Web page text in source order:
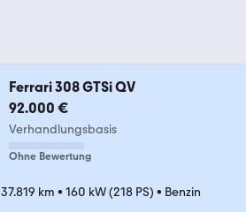
Ferrari 308 GTSi QV
92.000 €
Verhandlungsbasis
Ohne Bewertung
37.819 km • 160 kW (218 PS) • Benzin